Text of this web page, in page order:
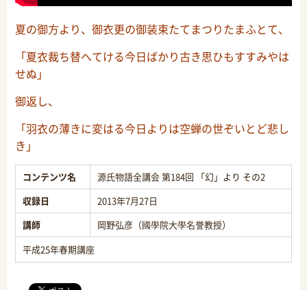
夏の御方より、御衣更の御装束たてまつりたまふとて、
「夏衣裁ち替へてける今日ばかり古き思ひもすすみやは
せぬ」
御返し、
「羽衣の薄きに変はる今日よりは空蝉の世ぞいとど悲し
き」
コンテンツ名
源氏物語全講会 第184回 「幻」より その2
収録日
2013年7月27日
講師
岡野弘彦（國學院大學名誉教授）
平成25年春期講座